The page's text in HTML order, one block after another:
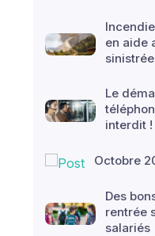
en aide
Le
interdit !
Octobre
Des
rentrée
salariés